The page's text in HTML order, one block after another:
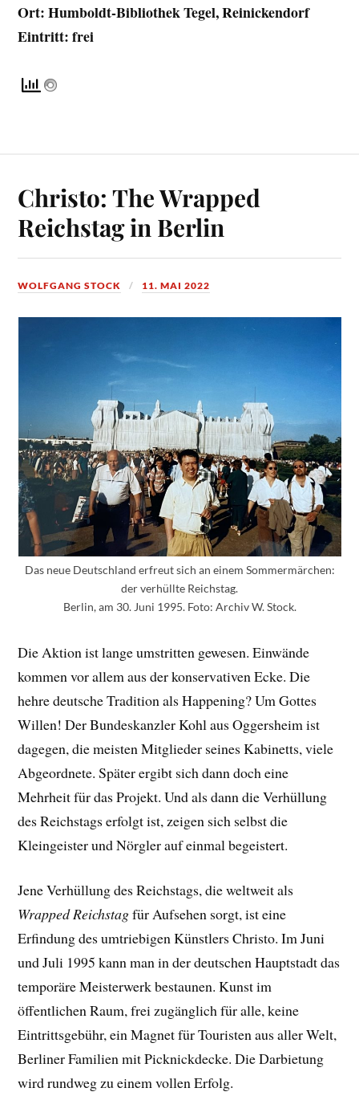
Ort: Humboldt-Bibliothek Tegel, Reinickendorf
Eintritt: frei
Christo: The Wrapped
Reichstag in Berlin
WOLFGANG STOCK 11. MAI 2022
Das neue Deutschland erfreut sich an einem Sommermärchen:
der verhüllte Reichstag.
Berlin, am 30. Juni 1995. Foto: Archiv W. Stock.
Die Aktion ist lange umstritten gewesen. Einwände
kommen vor allem aus der konservativen Ecke. Die
hehre deutsche Tradition als Happening? Um Gottes
Willen! Der Bundeskanzler Kohl aus Oggersheim ist
dagegen, die meisten Mitglieder seines Kabinetts, viele
Abgeordnete. Später ergibt sich dann doch eine
Mehrheit für das Projekt. Und als dann die Verhüllung
des Reichstags erfolgt ist, zeigen sich selbst die
Kleingeister und Nörgler auf einmal begeistert.
Jene Verhüllung des Reichstags, die weltweit als
Wrapped Reichstagfür Aufsehen sorgt, ist eine
Erfindung des umtriebigen Künstlers Christo. Im Juni
und Juli 1995 kann man in der deutschen Hauptstadt das
temporäre Meisterwerk bestaunen. Kunst im
öffentlichen Raum, frei zugänglich für alle, keine
Eintrittsgebühr, ein Magnet für Touristen aus aller Welt,
Berliner Familien mit Picknickdecke. Die Darbietung
wird rundweg zu einem vollen Erfolg.